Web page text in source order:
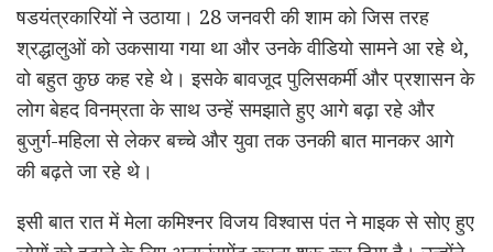
षडयंत्रकारियों ने उठाया। 28 जनवरी की शाम को जिस तरह
श्रद्धालुओं को उकसाया गया था और उनके वीडियो सामने आ रहे थे,
वो बहुत कुछ कह रहे थे। इसके बावजूद पुलिसकर्मी और प्रशासन के
लोग बेहद विनम्रता के साथ उन्हें समझाते हुए आगे बढ़ा रहे और
बुजुर्ग-महिला से लेकर बच्चे और युवा तक उनकी बात मानकर आगे
की बढ़ते जा रहे थे।
इसी बात रात में मेला कमिश्नर विजय विश्वास पंत ने माइक से सोए हुए